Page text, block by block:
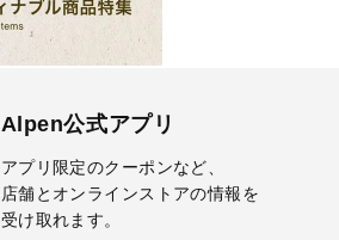
Alpen公式アプリ
アプリ限定のクーポンなど、
店舗とオンラインストアの情報を
受け取れます。